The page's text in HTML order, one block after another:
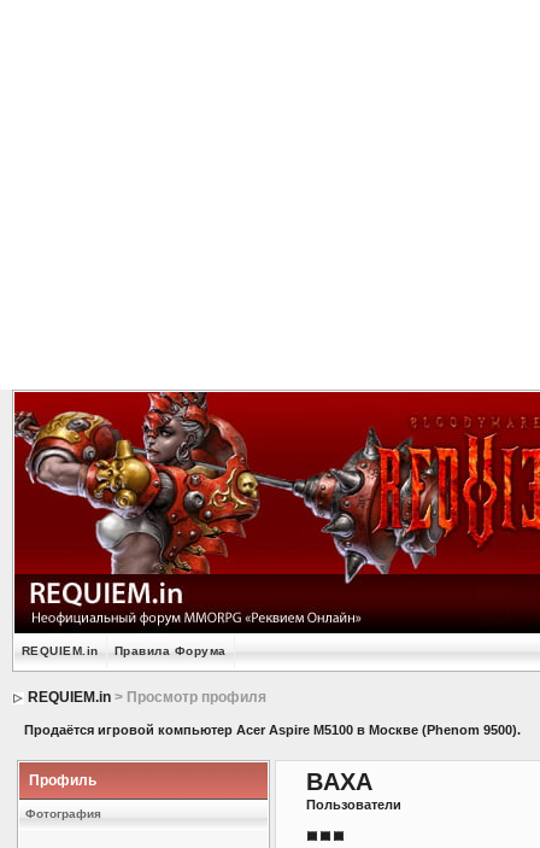
REQUIEM.in Правила Форума
REQUIEM.in> Просмотр профиля
Продаётся игровой компьютер Acer Aspire M5100 в Москве (Phenom 9500).
Профиль
Фотография
BAXA
Пользователи